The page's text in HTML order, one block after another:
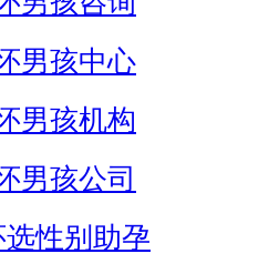
男孩中心
男孩机构
男孩公司
性别助孕